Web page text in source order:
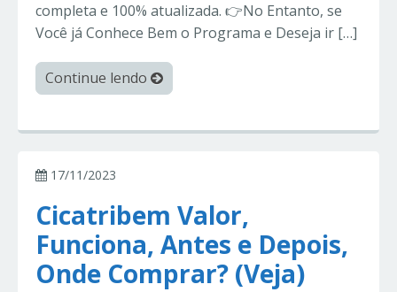
completa e 100% atualizada. 👉No Entanto, se
Você já Conhece Bem o Programa e Deseja ir […]
Continue lendo
17/11/2023
Cicatribem Valor,
Funciona, Antes e Depois,
Onde Comprar? (Veja)